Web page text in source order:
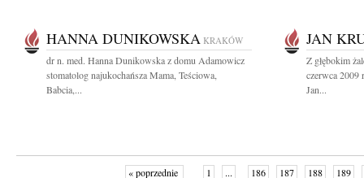
HANNA DUNIKOWSKA KRAKÓW
dr n. med. Hanna Dunikowska z domu Adamowicz
stomatolog najukochańsza Mama, Teściowa,
Babcia,...
JAN
Z głębokim
czerwca 2009
Jan...
« poprzednie 1 ... 186 187 188 189